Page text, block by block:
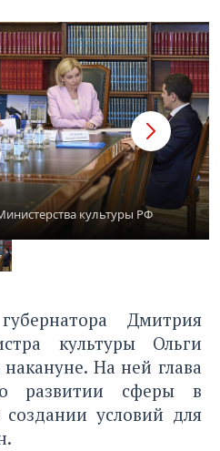
культуры РФ
Дмитрия
культуры Ольги
На ней глава
развитии сферы в
условий для